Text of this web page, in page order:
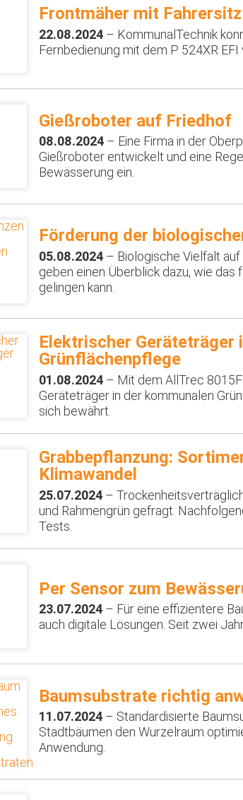
Frontmäher mit
22.08.2024 – KommunalTechnik
Fernbedienung mit dem P 524XR
Gießroboter auf Friedhof
08.08.2024 – Eine Firma in der
Gießroboter entwickelt und eine
Bewässerung ein.
Förderung der
05.08.2024 – Biologische Vielfalt
geben einen Überblick dazu, wie
gelingen kann.
Elektrischer Geräteträger
Grünflächenpflege
01.08.2024 – Mit dem AllTrec
Geräteträger in der kommunalen
sich bewährt.
Grabbepflanzung:
Klimawandel
25.07.2024 –
und Rahmengrün gefragt.
Tests.
Per Sensor zum
23.07.2024 – Für eine effizientere
auch digitale Lösungen. Seit zwei
Baumsubstrate richtig
11.07.2024 – Standardisierte
Stadtbäumen den Wurzelraum
Anwendung.